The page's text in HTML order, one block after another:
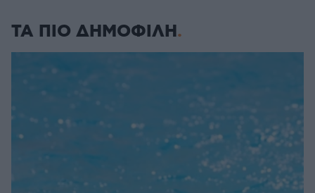
ΤΑ ΠΙΟ ΔΗΜΟΦΙΛΗ